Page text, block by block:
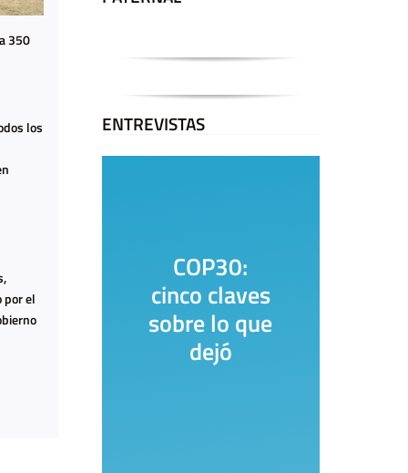
350
los
por el
ENTREVISTAS
COP30:
cinco claves
sobre lo que
dejó